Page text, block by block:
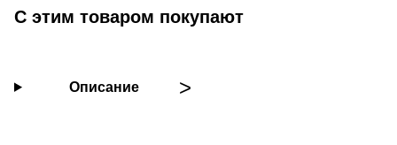
С этим товаром покупают
Описание